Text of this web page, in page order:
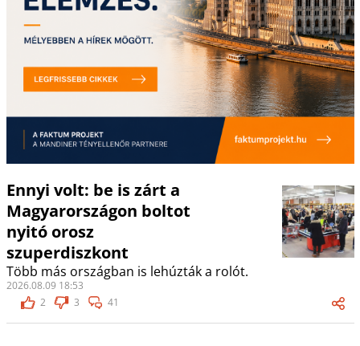
Ennyi volt: be is zárt a
Magyarországon boltot
nyitó orosz
szuperdiszkont
Több más országban is lehúzták a rolót.
2026.08.09 18:53
2
3 41